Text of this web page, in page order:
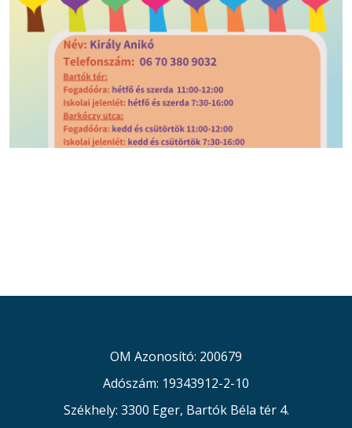
OM Azonosító: 200679
Adószám: 19343912-2-10
Székhely: 3300 Eger, Bartók Béla tér 4.